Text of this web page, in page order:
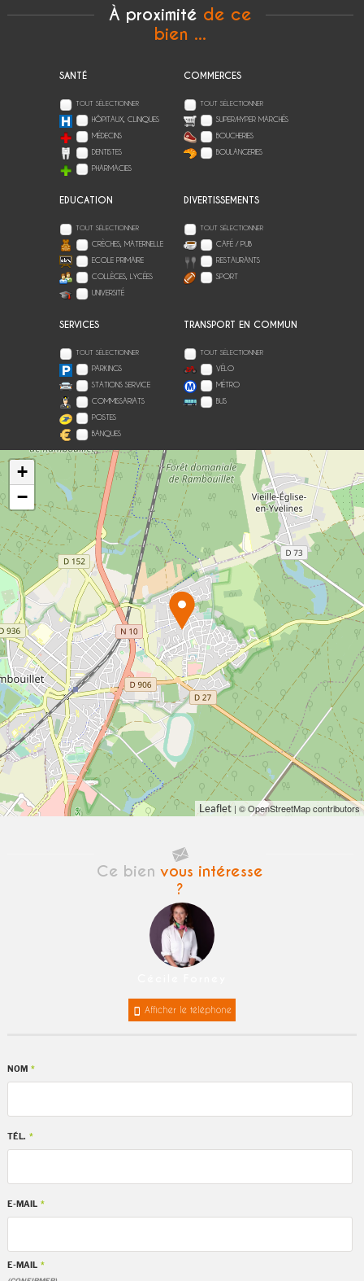
À proximité de ce
bien ...
SANTÉ
TOUT SÉLECTIONNER
HÔPITAUX, CLINIQUES
MÉDECINS
DENTISTES
PHARMACIES
COMMERCES
TOUT SÉLECTIONNER
SUPER/HYPER MARCHÉS
BOUCHERIES
BOULANGERIES
EDUCATION
TOUT SÉLECTIONNER
CRÈCHES, MATERNELLE
ECOLE PRIMAIRE
COLLÈGES, LYCÉES
UNIVERSITÉ
DIVERTISSEMENTS
TOUT SÉLECTIONNER
CAFÉ / PUB
RESTAURANTS
SPORT
SERVICES
TOUT SÉLECTIONNER
PARKINGS
STATIONS SERVICE
COMMISSARIATS
POSTES
BANQUES
TRANSPORT EN COMMUN
TOUT SÉLECTIONNER
VÉLO
MÉTRO
BUS
+
−
Leaflet | © OpenStreetMap contributors
Ce bienvous intéresse
?
Afficher le téléphone
NOM *
TÉL. *
E-MAIL *
E-MAIL *